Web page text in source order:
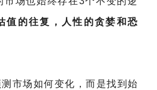
值的往复，人性的贪婪和恐
市场如何变化，而是找到始